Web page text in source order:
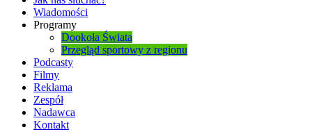
Wiadomości
Programy
Dookoła Świata
Przegląd sportowy z regionu
Podcasty
Filmy
Reklama
Zespół
Nadawca
Kontakt